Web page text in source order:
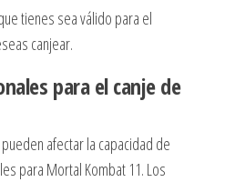
tienes sea válido para el
canjear.
para el canje de
afectar la capacidad de
para Mortal Kombat 11. Los